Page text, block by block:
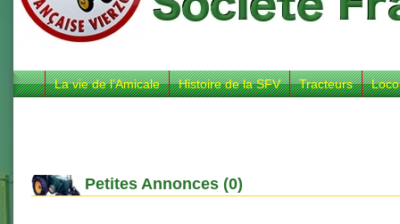
La vie de l’Amicale Histoire de la SFV Tracteurs
Petites Annonces (0)